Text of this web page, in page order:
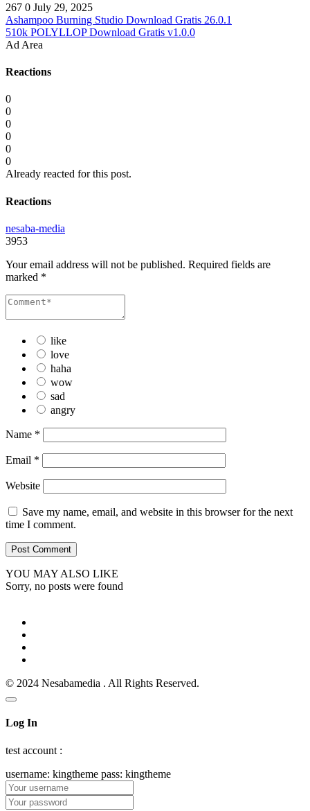
267 0 July 29, 2025
Ashampoo Burning Studio Download Gratis 26.0.1
510k POLYLLOP Download Gratis v1.0.0
Ad Area
Reactions
0
0
0
0
0
0
Already reacted for this post.
Reactions
nesaba-media
3953
Your email address will not be published. Required fields are
marked *
like
love
haha
wow
sad
angry
Name *
Email *
Website
Save my name, email, and website in this browser for the next
time I comment.
YOU MAY ALSO LIKE
Sorry, no posts were found
© 2024 Nesabamedia . All Rights Reserved.
Log In
test account :
username: kingtheme pass: kingtheme